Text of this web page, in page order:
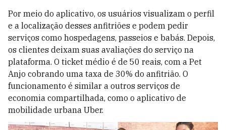
Por meio do aplicativo, os usuários visualizam o perfil
e a localização desses anfitriões e podem pedir
serviços como hospedagens, passeios e babás. Depois,
os clientes deixam suas avaliações do serviço na
plataforma. O ticket médio é de 50 reais, com a Pet
Anjo cobrando uma taxa de 30% do anfitrião. O
funcionamento é similar a outros serviços de
economia compartilhada, como o aplicativo de
mobilidade urbana Uber.